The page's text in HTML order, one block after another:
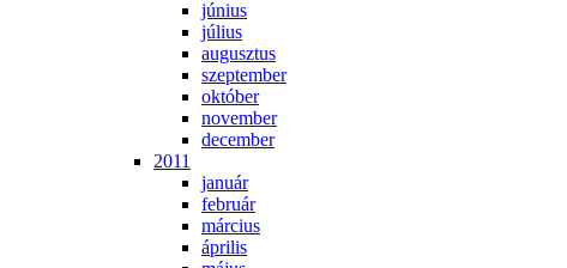
jú­ni­us
jú­li­us
au­gusz­tus
szep­tem­ber
ok­tó­ber
no­vem­ber
de­cem­ber
2011
ja­nu­ár
feb­ru­ár
már­ci­us
áp­ri­lis